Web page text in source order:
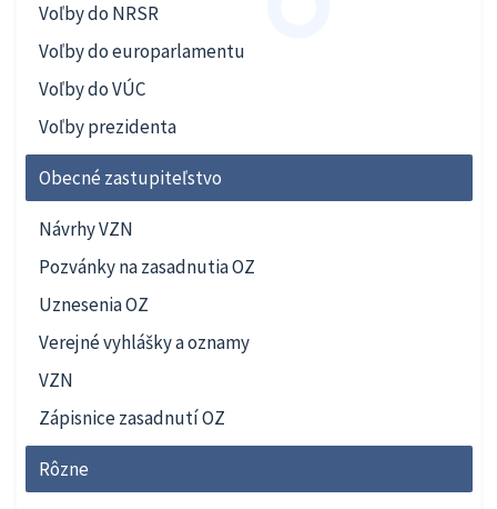
Voľby do NRSR
Voľby do europarlamentu
Voľby do VÚC
Voľby prezidenta
Obecné zastupiteľstvo
Návrhy VZN
Pozvánky na zasadnutia OZ
Uznesenia OZ
Verejné vyhlášky a oznamy
VZN
Zápisnice zasadnutí OZ
Rôzne